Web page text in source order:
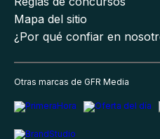
Mapa del sitio
¿Por qué confiar en
Otras marcas de GFR Media